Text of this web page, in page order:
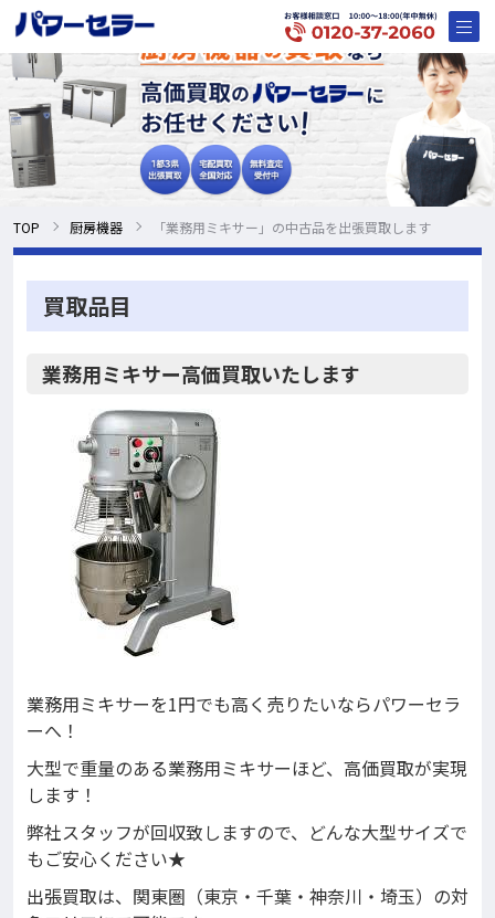
TOP 厨房機器 「業務用ミキサー」の中古品を出張買取します
買取品目
業務用ミキサー高価買取いたします
業務用ミキサーを1円でも高く売りたいならパワーセラ
ーへ！
大型で重量のある業務用ミキサーほど、高価買取が実現
します！
弊社スタッフが回収致しますので、どんな大型サイズで
もご安心ください★
出張買取は、関東圏（東京・千葉・神奈川・埼玉）の対